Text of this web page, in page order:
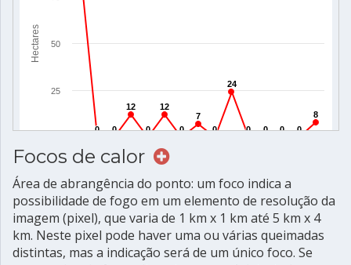
Focos de calor
Área de abrangência do ponto: um foco indica a
possibilidade de fogo em um elemento de resolução da
imagem (pixel), que varia de 1 km x 1 km até 5 km x 4
km. Neste pixel pode haver uma ou várias queimadas
distintas, mas a indicação será de um único foco. Se